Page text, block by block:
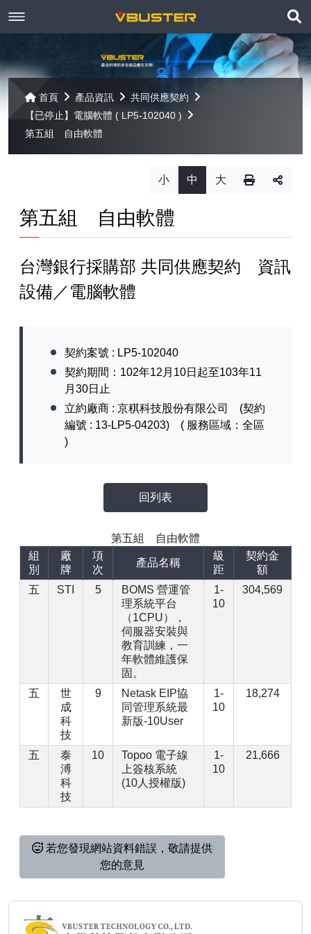
開
聯絡我們
最新消息
線上報名
產品資訊
Paragon
Open-E JovianDSS
Open-E DSS V7
Open-E DSS V7 SOHO
共同供應契約
【已停止】電腦軟體 ( LP5-102040 )
【已停止】電腦週邊設備 ( LP5-102072 )
客戶服務
網站導覽
首頁 產品資訊
共同供應契約
【已停止】電腦軟體 ( LP5-102040 )
第五組 自由軟體
小 中 大
第五組 自由軟體
台灣銀行採購部 共同供應契約 資訊
設備／電腦軟體
契約案號 : LP5-102040
契約期間：102年12月10日起至103年11
月30日止
立約廠商 : 京稘科技股份有限公司 (契約
編號 : 13-LP5-04203) ( 服務區域：全區
)
回列表
第五組 自由軟體
組
別
廠
牌
項
次
產品名稱
級
距
契約金
額
五
STI 5
BOMS 營運管
理系統平台
（1CPU），
伺服器安裝與
教育訓練，一
年軟體維護保
固。
1-
10
304,569
五
世
成
科
技
9
Netask EIP協
同管理系統最
新版-10User
1-
10
18,274
五
泰
溥
科
技
10
Topoo 電子線
上簽核系統
(10人授權版)
1-
10
21,666
若您發現網站資料錯誤，敬請提供
您的意見